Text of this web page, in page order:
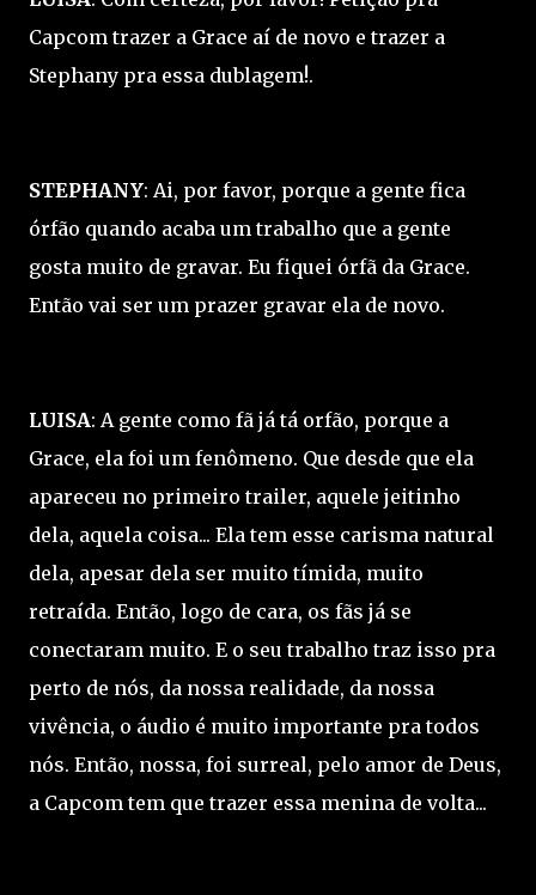
Capcom trazer a Grace aí de novo e trazer a
Stephany pra essa dublagem!.
STEPHANY: Ai, por favor, porque a gente fica
órfão quando acaba um trabalho que a gente
gosta muito de gravar. Eu fiquei órfã da Grace.
Então vai ser um prazer gravar ela de novo.
LUISA: A gente como fã já tá orfão, porque a
Grace, ela foi um fenômeno. Que desde que ela
apareceu no primeiro trailer, aquele jeitinho
dela, aquela coisa... Ela tem esse carisma natural
dela, apesar dela ser muito tímida, muito
retraída. Então, logo de cara, os fãs já se
conectaram muito. E o seu trabalho traz isso pra
perto de nós, da nossa realidade, da nossa
vivência, o áudio é muito importante pra todos
nós. Então, nossa, foi surreal, pelo amor de Deus,
a Capcom tem que trazer essa menina de volta...